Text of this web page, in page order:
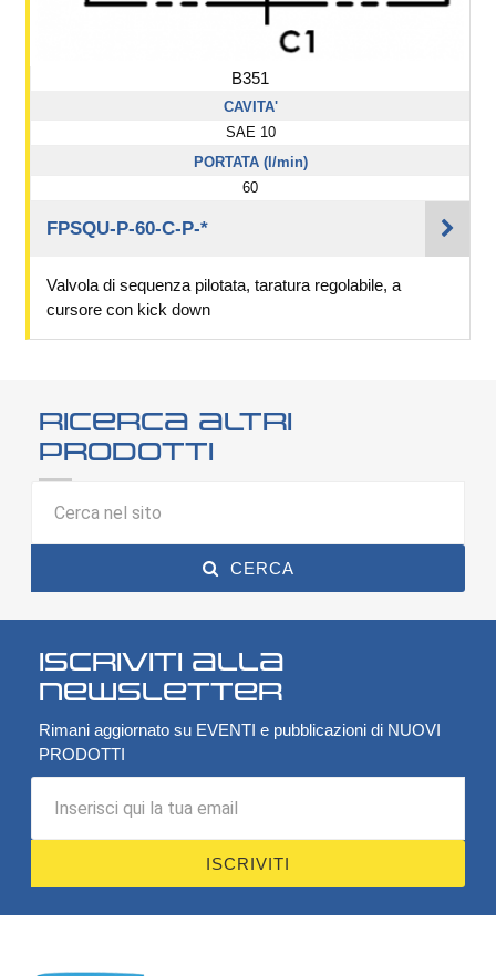
B351
CAVITA'
SAE 10
PORTATA (l/min)
60
FPSQU-P-60-C-P-*
Valvola di sequenza pilotata, taratura regolabile, a
cursore con kick down
Ricerca altri
prodotti
CERCA
Iscriviti alla
Newsletter
Rimani aggiornato su EVENTI e pubblicazioni di NUOVI
PRODOTTI
ISCRIVITI